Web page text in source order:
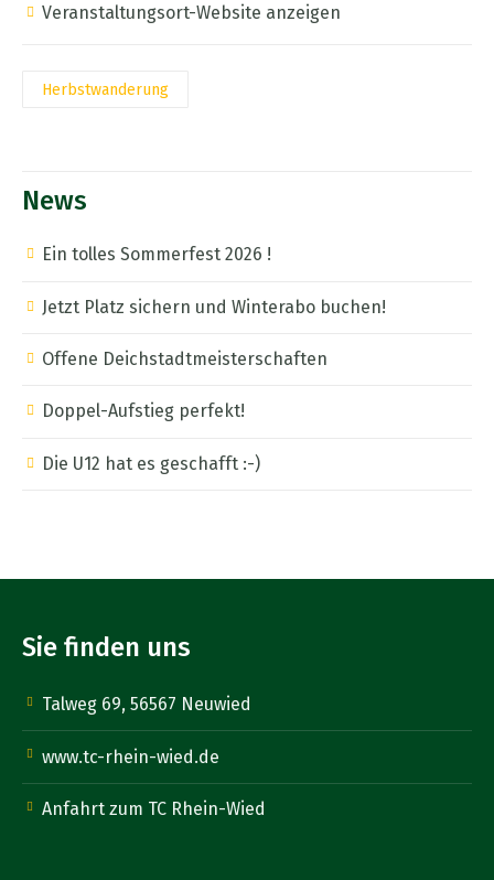
Veranstaltungsort-Website anzeigen
Herbstwanderung
News
Ein tolles Sommerfest 2026 !
Jetzt Platz sichern und Winterabo buchen!
Offene Deichstadtmeisterschaften
Doppel-Aufstieg perfekt!
Die U12 hat es geschafft :-)
Sie finden uns
Talweg 69, 56567 Neuwied
www.tc-rhein-wied.de
Anfahrt zum TC Rhein-Wied